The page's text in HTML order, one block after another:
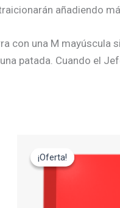
añadiendo
con una M mayúscula
patada. Cuando el
¡Oferta!
¡Oferta!
precio
original
precio